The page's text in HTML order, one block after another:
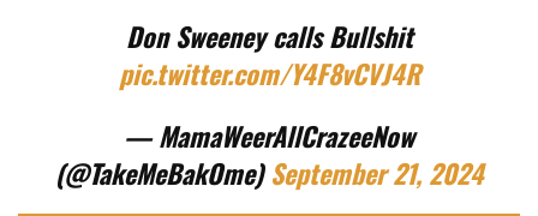
Don Sweeney calls Bullshit
pic.twitter.com/Y4F8vCVJ4R
— MamaWeerAllCrazeeNow
(@TakeMeBakOme)September 21, 2024